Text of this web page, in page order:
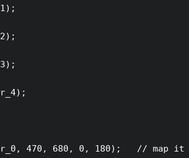
470, 680, 0, 180);   // map it